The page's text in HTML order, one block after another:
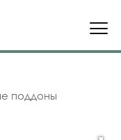
поддоны